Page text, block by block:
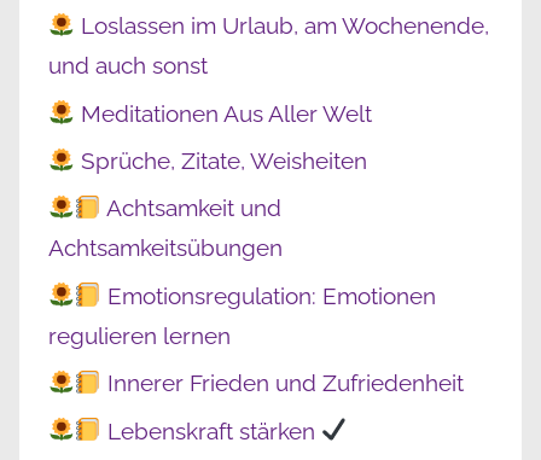
Loslassen im Urlaub, am Wochenende,
und auch sonst
Meditationen Aus Aller Welt
Sprüche, Zitate, Weisheiten
Achtsamkeit und
Achtsamkeitsübungen
Emotionsregulation: Emotionen
regulieren lernen
Innerer Frieden und Zufriedenheit
Lebenskraft stärken